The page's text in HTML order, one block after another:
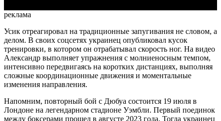
реклама
Усик отреагировал на традиционные запугивания не словом, а
делом. В своих соцсетях украинец опубликовал кусок
тренировки, в котором он отрабатывал скорость ног. На видео
Александр выполняет упражнения с молниеносным темпом,
интенсивно передвигаясь на коротких дистанциях, выполняя
сложные координационные движения и моментальные
изменения направления.
Напомним, повторный бой с Дюбуа состоится 19 июля в
Лондоне на легендарном стадионе Уэмбли. Первый поединок
между боксерами прошел в августе 2023 года. Тогда украинец